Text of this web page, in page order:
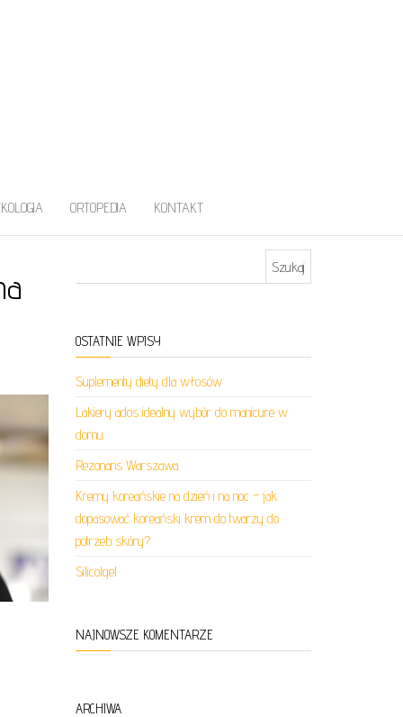
ORTOPEDIA KONTAKT
OSTATNIE WPISY
Suplementy diety dla włosów
Lakiery ados idealny wybór do manicure w
domu
Rezonans Warszawa
Kremy koreańskie na dzień i na noc – jak
dopasować koreański krem do twarzy do
potrzeb skóry?
Silicolgel
NAJNOWSZE KOMENTARZE
ARCHIWA